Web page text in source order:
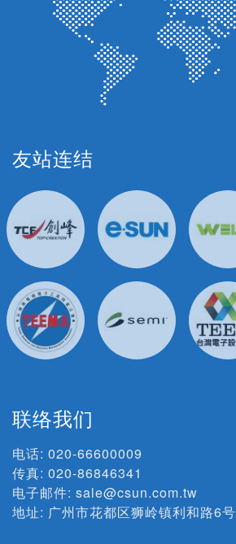
友站连结
联络我们
电话: 020-66600009
传真: 020-86846341
电子邮件: sale@csun.com.tw
地址: 广州市花都区狮岭镇利和路6号